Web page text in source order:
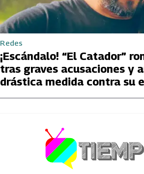
Redes
¡Escándalo! “El Catador”
tras graves acusaciones y
drástica medida contra su